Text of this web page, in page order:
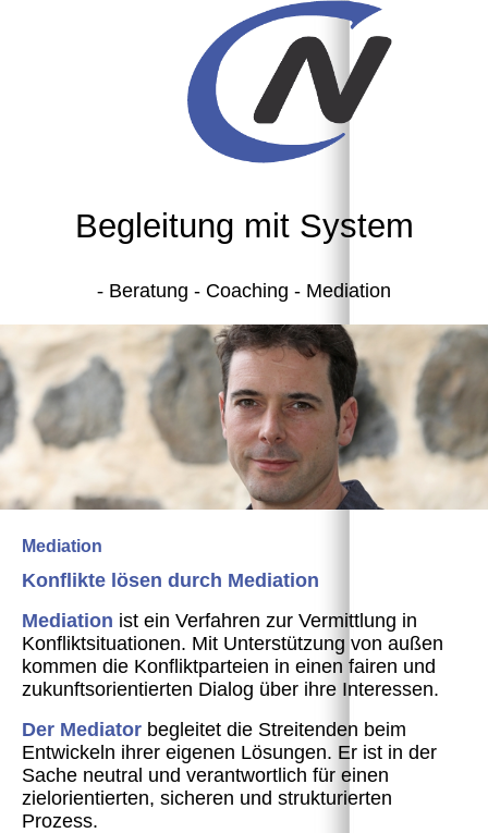
Begleitung mit System
- Beratung - Coaching - Mediation
Mediation
Konflikte lösen durch Mediation
Mediation ist ein Verfahren zur Vermittlung in
Konfliktsituationen. Mit Unterstützung von außen
kommen die Konfliktparteien in einen fairen und
zukunftsorientierten Dialog über ihre Interessen.
Der Mediator begleitet die Streitenden beim
Entwickeln ihrer eigenen Lösungen. Er ist in der
Sache neutral und verantwortlich für einen
zielorientierten, sicheren und strukturierten
Prozess.